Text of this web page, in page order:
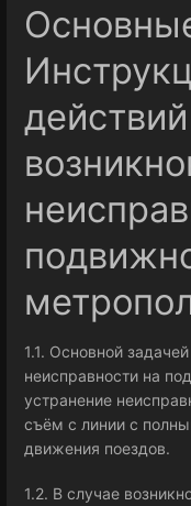
1.1. Основной
неисправности на
устранение
съём с линии с
движения поездов.
1.2. В случае